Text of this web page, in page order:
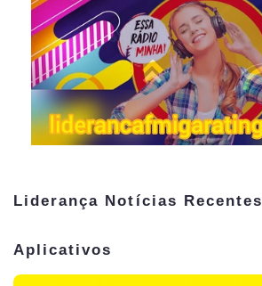
Liderança Notícias Recentes
Aplicativos